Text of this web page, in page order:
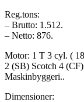
Reg.tons:
– Brutto: 1.512.
– Netto: 876.
Motor: 1 T 3 cyl. (
2 (SB) Scotch 4
Maskinbyggeri..
Dimensioner: